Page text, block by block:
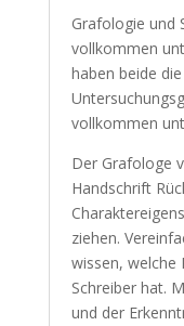
Grafologie und
vollkommen
haben beide
vollkommen
Der Grafologe
Handschrift
ziehen.
wissen, welche
Schreiber hat.
und der